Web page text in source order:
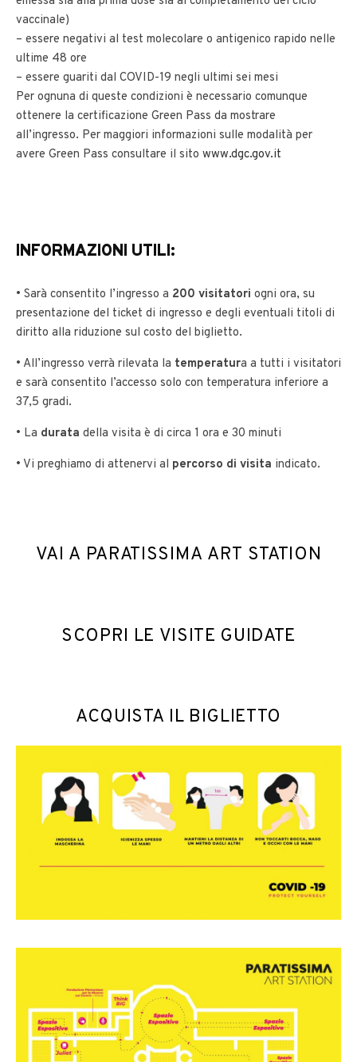
vaccinale)
– essere negativi al test molecolare o antigenico rapido nelle
ultime 48 ore
– essere guariti dal COVID-19 negli ultimi sei mesi
Per ognuna di queste condizioni è necessario comunque
ottenere la certificazione Green Pass da mostrare
all’ingresso. Per maggiori informazioni sulle modalità per
avere Green Pass consultare il sito www.dgc.gov.it
INFORMAZIONI UTILI:
• Sarà consentito l’ingresso a 200 visitatori ogni ora, su
presentazione del ticket di ingresso e degli eventuali titoli di
diritto alla riduzione sul costo del biglietto.
• All’ingresso verrà rilevata la temperatura a tutti i visitatori
e sarà consentito l’accesso solo con temperatura inferiore a
37,5 gradi.
• La durata della visita è di circa 1 ora e 30 minuti
• Vi preghiamo di attenervi al percorso di visita indicato.
VAI A PARATISSIMA ART STATION
SCOPRI LE VISITE GUIDATE
ACQUISTA IL BIGLIETTO